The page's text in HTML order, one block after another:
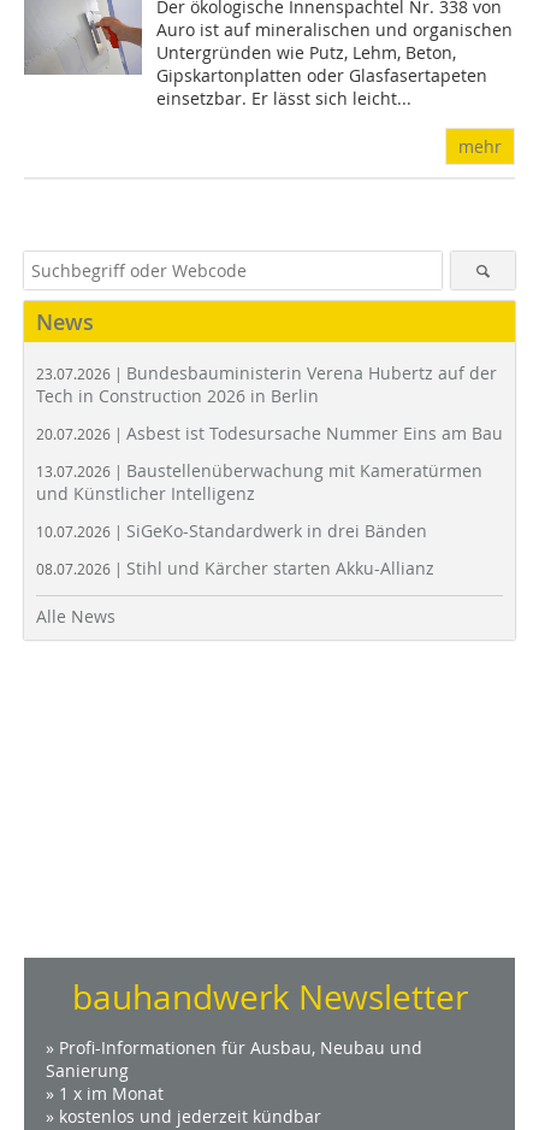
Der ökologische Innenspachtel Nr. 338 von
Auro ist auf mineralischen und organischen
Untergründen wie Putz, Lehm, Beton,
Gipskartonplatten oder Glasfasertapeten
einsetzbar. Er lässt sich leicht...
mehr
News
23.07.2026 | Bundesbauministerin Verena Hubertz auf der
Tech in Construction 2026 in Berlin
20.07.2026 | Asbest ist Todesursache Nummer Eins am Bau
13.07.2026 | Baustellenüberwachung mit Kameratürmen
und Künstlicher Intelligenz
10.07.2026 | SiGeKo-Standardwerk in drei Bänden
08.07.2026 | Stihl und Kärcher starten Akku-Allianz
Alle News
bauhandwerk Newsletter
» Profi-Informationen für Ausbau, Neubau und
Sanierung
» 1 x im Monat
» kostenlos und jederzeit kündbar